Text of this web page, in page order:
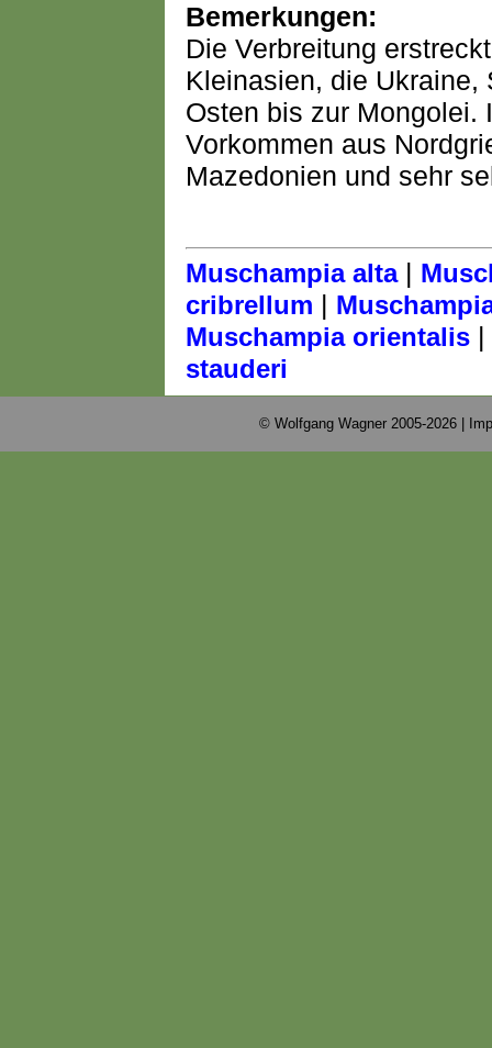
Bemerkungen:
Die Verbreitung
Kleinasien, die Ukraine,
Osten bis zur Mongolei.
Vorkommen aus
Mazedonien und sehr
Muschampia alta|
cribrellum |
Muschampia orientalis |
stauderi
© Wolfgang Wagner 2005-2026 |